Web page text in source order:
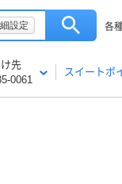
設定 各
先
0061
スイートポ